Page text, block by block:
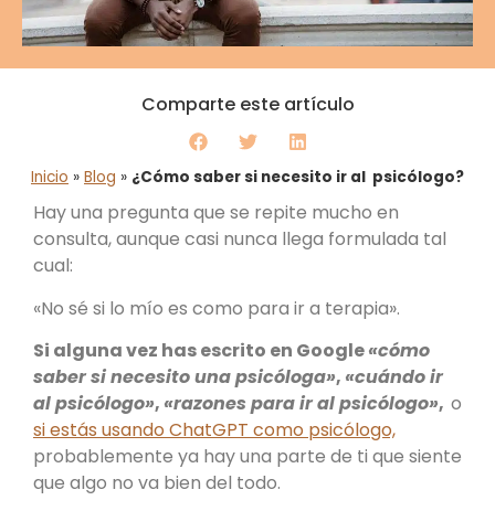
Comparte este artículo
Inicio » Blog » ¿Cómo saber si necesito ir al psicólogo?
Hay una pregunta que se repite mucho en
consulta, aunque casi nunca llega formulada tal
cual:
«No sé si lo mío es como para ir a terapia».
Si alguna vez has escrito en Google«cómo
saber si necesito una psicóloga», «cuándo ir
al psicólogo», «razones para ir al psicólogo», o
si estás usando ChatGPT como psicólogo,
probablemente ya hay una parte de ti que siente
que algo no va bien del todo.